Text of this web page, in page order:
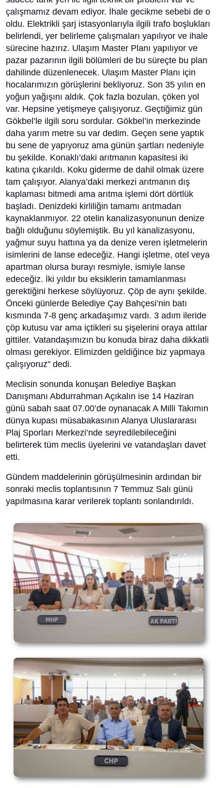
çalışmamız devam ediyor. İhale gecikme sebebi de o
oldu. Elektrikli şarj istasyonlarıyla ilgili trafo boşlukları
belirlendi, yer belirleme çalışmaları yapılıyor ve ihale
sürecine hazırız. Ulaşım Master Planı yapılıyor ve
pazar pazarının ilgili bölümleri de bu süreçte bu plan
dahilinde düzenlenecek. Ulaşım Master Planı için
hocalarımızın görüşlerini bekliyoruz. Son 35 yılın en
yoğun yağışını aldık. Çok fazla bozulan, çöken yol
var. Hepsine yetişmeye çalışıyoruz. Geçtiğimiz gün
Gökbel’le ilgili soru sordular. Gökbel’in merkezinde
daha yarım metre su var dedim. Geçen sene yaptık
bu sene de yapıyoruz ama günün şartları nedeniyle
bu şekilde. Konaklı’daki arıtmanın kapasitesi iki
katına çıkarıldı. Koku giderme de dahil olmak üzere
tam çalışıyor. Alanya’daki merkezi arıtmanın dış
kaplaması bitmedi ama arıtma işlemi dört dörtlük
başladı. Denizdeki kirliliğin tamamı arıtmadan
kaynaklanmıyor. 22 otelin kanalizasyonunun denize
bağlı olduğunu söylemiştik. Bu yıl kanalizasyonu,
yağmur suyu hattına ya da denize veren işletmelerin
isimlerini de lanse edeceğiz. Hangi işletme, otel veya
apartman olursa burayı resmiyle, ismiyle lanse
edeceğiz. İki yıldır bu eksiklerin tamamlanması
gerektiğini herkese söylüyoruz. Çöp de aynı şekilde.
Önceki günlerde Belediye Çay Bahçesi’nin batı
kısmında 7-8 genç arkadaşımız vardı. 3 adım ileride
çöp kutusu var ama içtikleri su şişelerini oraya attılar
gittiler. Vatandaşımızın bu konuda biraz daha dikkatli
olması gerekiyor. Elimizden geldiğince biz yapmaya
çalışıyoruz" dedi.
Meclisin sonunda konuşan Belediye Başkan
Danışmanı Abdurrahman Açıkalın ise 14 Haziran
günü sabah saat 07.00’de oynanacak A Milli Takımın
dünya kupası müsabakasının Alanya Uluslararası
Plaj Sporları Merkezi’nde seyredilebileceğini
belirterek tüm meclis üyelerini ve vatandaşları davet
etti.
Gündem maddelerinin görüşülmesinin ardından bir
sonraki meclis toplantısının 7 Temmuz Salı günü
yapılmasına karar verilerek toplantı sonlandırıldı.